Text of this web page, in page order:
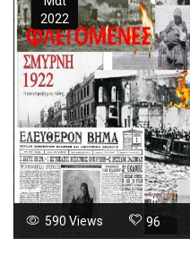
2022
590 Views 96